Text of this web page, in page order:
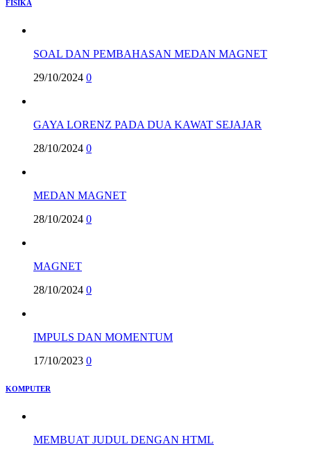
FISIKA
SOAL DAN PEMBAHASAN MEDAN MAGNET
29/10/2024 0
GAYA LORENZ PADA DUA KAWAT SEJAJAR
28/10/2024 0
MEDAN MAGNET
28/10/2024 0
MAGNET
28/10/2024 0
IMPULS DAN MOMENTUM
17/10/2023 0
KOMPUTER
MEMBUAT JUDUL DENGAN HTML